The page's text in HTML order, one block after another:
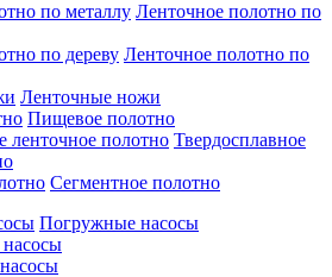
Ленточное полотно по
Ленточное полотно по
Ленточные ножи
Пищевое полотно
Твердосплавное
Сегментное полотно
Погружные насосы